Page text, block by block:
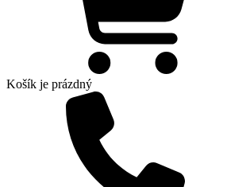
Košík je prázdný